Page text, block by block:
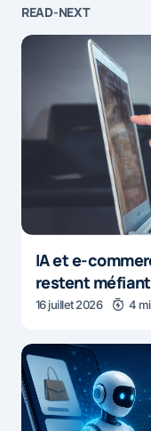
READ-NEXT
IA et e-
restent
16 juillet 2026 4